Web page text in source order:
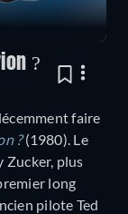
?
faire
?(1980). Le
Zucker, plus
long
pilote Ted